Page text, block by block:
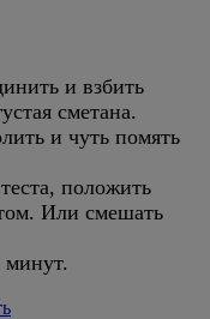
и взбить
сметана.
и чуть помять
положить
Или смешать